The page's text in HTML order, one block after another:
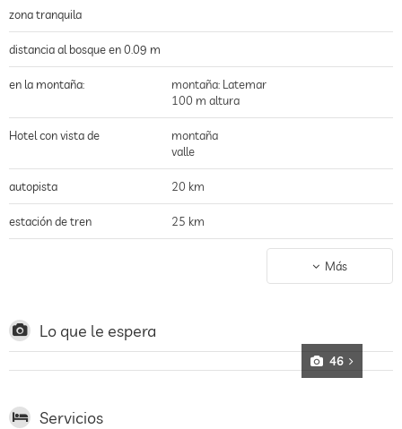
zona tranquila
distancia al bosque en 0.09 m
en la montaña:
montaña: Latemar
100 m altura
Hotel con vista de
montaña
valle
autopista 20 km
estación de tren 25 km
centro de la ciudad
Más
Lo que le espera
46
Servicios